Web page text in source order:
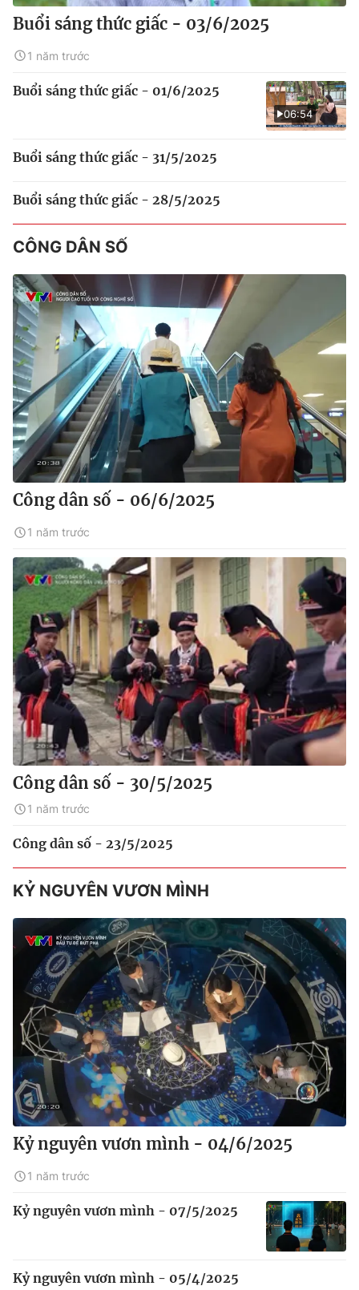
Buổi sáng thức giấc - 03/6/2025
1 năm trước
06:54
Buổi sáng thức giấc - 01/6/2025
Buổi sáng thức giấc - 31/5/2025
Buổi sáng thức giấc - 28/5/2025
CÔNG DÂN SỐ
Công dân số - 06/6/2025
1 năm trước
Công dân số - 30/5/2025
1 năm trước
Công dân số - 23/5/2025
KỶ NGUYÊN VƯƠN MÌNH
Kỷ nguyên vươn mình - 04/6/2025
1 năm trước
Kỷ nguyên vươn mình - 07/5/2025
Kỷ nguyên vươn mình - 05/4/2025